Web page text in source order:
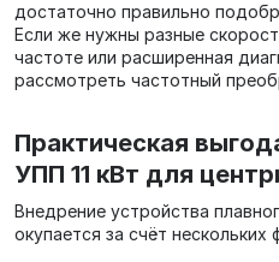
достаточно правильно
Если же нужны разные
частоте или расширенная
рассмотреть частотный
Практическая
УПП 11 кВт для
Внедрение устройства
окупается за счёт нескольких